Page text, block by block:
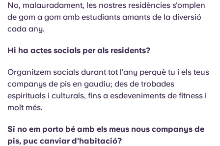
No, malauradament, les nostres residències s'omplen
de gom a gom amb estudiants amants de la diversió
cada any.
Hi ha actes socials per als residents?
Organitzem socials durant tot l'any perquè tu i els teus
companys de pis en gaudiu; des de trobades
espirituals i culturals, fins a esdeveniments de fitness i
molt més.
Si no em porto bé amb els meus nous companys de
pis, puc canviar d'habitació?